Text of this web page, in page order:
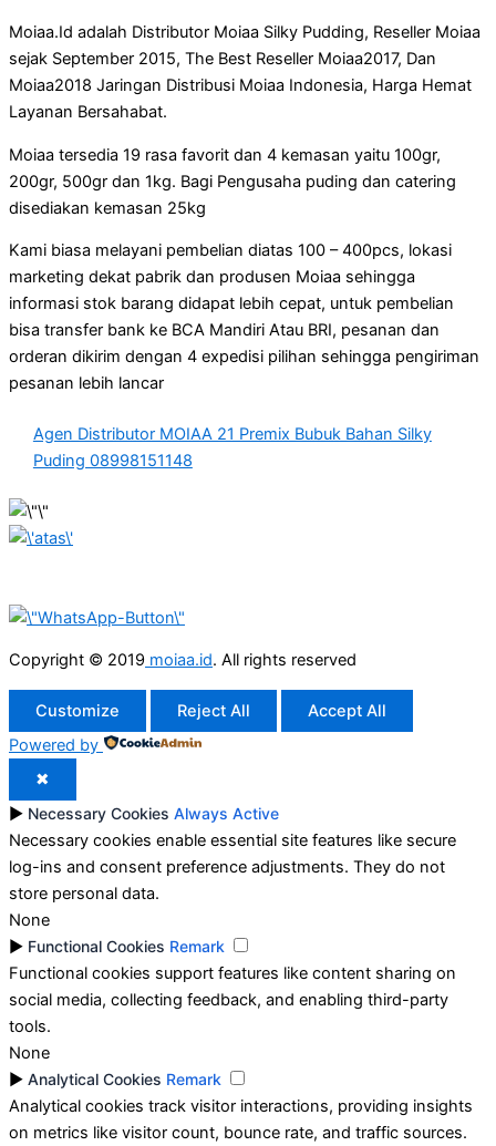
Moiaa.Id adalah Distributor Moiaa Silky Pudding, Reseller Moiaa
sejak September 2015, The Best Reseller Moiaa2017, Dan
Moiaa2018 Jaringan Distribusi Moiaa Indonesia, Harga Hemat
Layanan Bersahabat.
Moiaa tersedia 19 rasa favorit dan 4 kemasan yaitu 100gr,
200gr, 500gr dan 1kg. Bagi Pengusaha puding dan catering
disediakan kemasan 25kg
Kami biasa melayani pembelian diatas 100 – 400pcs, lokasi
marketing dekat pabrik dan produsen Moiaa sehingga
informasi stok barang didapat lebih cepat, untuk pembelian
bisa transfer bank ke BCA Mandiri Atau BRI, pesanan dan
orderan dikirim dengan 4 expedisi pilihan sehingga pengiriman
pesanan lebih lancar
Agen Distributor MOIAA 21 Premix Bubuk Bahan Silky
Puding 08998151148
Copyright © 2019 moiaa.id. All rights reserved
Customize Reject All
Accept All
Powered by
✖
► Necessary Cookies Always Active
Necessary cookies enable essential site features like secure
log-ins and consent preference adjustments. They do not
store personal data.
None
► Functional Cookies Remark
Functional cookies support features like content sharing on
social media, collecting feedback, and enabling third-party
tools.
None
► Analytical Cookies Remark
Analytical cookies track visitor interactions, providing insights
on metrics like visitor count, bounce rate, and traffic sources.